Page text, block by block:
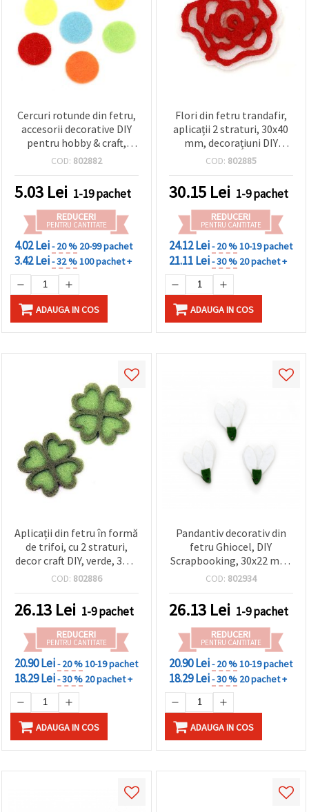
Cercuri rotunde din fetru,
accesorii decorative DIY
pentru hobby & craft,
culori asortate, 15x1 mm,
COD: 802882
5.03 Lei 1-19 pachet
REDUCERI
PENTRU CANTITATE
4.02 Lei- 20 % 20-99 pachet
3.42 Lei- 32 %100 pachet +
ADAUGA IN COS
Flori din fetru trandafir,
aplicații 2 straturi, 30x40
mm, decorațiuni DIY
pentru hobby,
handmade, set 10 buc.
COD: 802885
30.15 Lei 1-9 pachet
REDUCERI
PENTRU CANTITATE
24.12 Lei- 20 %10-19 pachet
21.11 Lei- 30 % 20 pachet +
ADAUGA IN COS
Aplicații din fetru în formă
de trifoi, cu 2 straturi,
decor craft DIY, verde, 30x4
mm – set 10 bucăți
COD: 802886
26.13 Lei 1-9 pachet
REDUCERI
PENTRU CANTITATE
20.90 Lei- 20 %10-19 pachet
18.29 Lei- 30 % 20 pachet +
ADAUGA IN COS
Pandantiv decorativ din
fetru Ghiocel, DIY
Scrapbooking, 30x22 mm,
gaură 1 mm – set 10
COD: 802934
26.13 Lei 1-9 pachet
REDUCERI
PENTRU CANTITATE
20.90 Lei- 20 %10-19 pachet
18.29 Lei- 30 % 20 pachet +
ADAUGA IN COS